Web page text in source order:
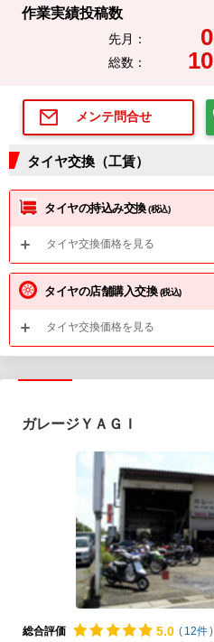
作業実績投稿数
先月： 0
総数：
10
メンテ問合せ
タイヤ交換（工賃）
タイヤの持込み交換(税込)
タイヤ交換価格を見る
タイヤの店舗購入交換(税込)
タイヤ交換価格を見る
ガレージＹＡＧＩ
総合評価 5.0 ( 12件)